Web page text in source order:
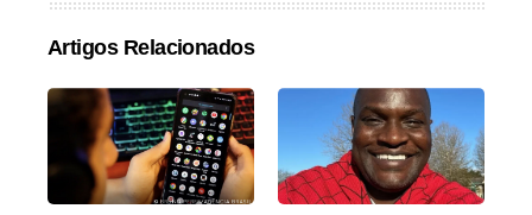
Artigos Relacionados